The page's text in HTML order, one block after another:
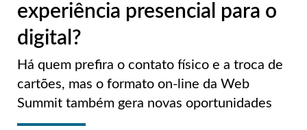
experiência presencial para o
digital?
Há quem prefira o contato físico e a troca de
cartões, mas o formato on-line da Web
Summit também gera novas oportunidades